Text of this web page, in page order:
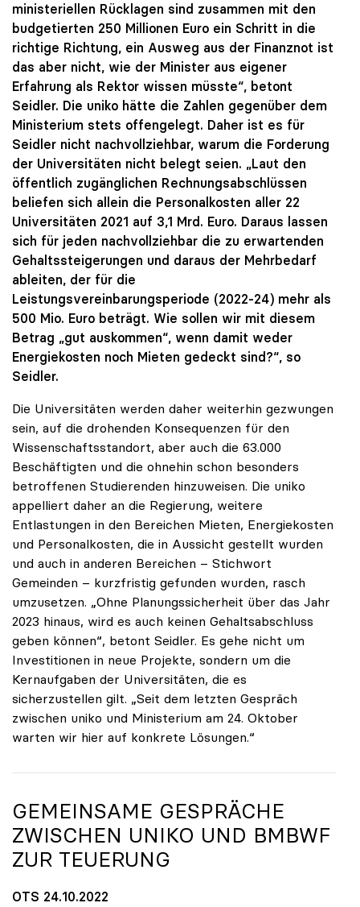
ministeriellen Rücklagen sind zusammen mit den
budgetierten 250 Millionen Euro ein Schritt in die
richtige Richtung, ein Ausweg aus der Finanznot ist
das aber nicht, wie der Minister aus eigener
Erfahrung als Rektor wissen müsste“, betont
Seidler. Die uniko hätte die Zahlen gegenüber dem
Ministerium stets offengelegt. Daher ist es für
Seidler nicht nachvollziehbar, warum die Forderung
der Universitäten nicht belegt seien. „Laut den
öffentlich zugänglichen Rechnungsabschlüssen
beliefen sich allein die Personalkosten aller 22
Universitäten 2021 auf 3,1 Mrd. Euro. Daraus lassen
sich für jeden nachvollziehbar die zu erwartenden
Gehaltssteigerungen und daraus der Mehrbedarf
ableiten, der für die
Leistungsvereinbarungsperiode (2022-24) mehr als
500 Mio. Euro beträgt. Wie sollen wir mit diesem
Betrag „gut auskommen“, wenn damit weder
Energiekosten noch Mieten gedeckt sind?“, so
Seidler.
Die Universitäten werden daher weiterhin gezwungen
sein, auf die drohenden Konsequenzen für den
Wissenschaftsstandort, aber auch die 63.000
Beschäftigten und die ohnehin schon besonders
betroffenen Studierenden hinzuweisen. Die uniko
appelliert daher an die Regierung, weitere
Entlastungen in den Bereichen Mieten, Energiekosten
und Personalkosten, die in Aussicht gestellt wurden
und auch in anderen Bereichen – Stichwort
Gemeinden – kurzfristig gefunden wurden, rasch
umzusetzen. „Ohne Planungssicherheit über das Jahr
2023 hinaus, wird es auch keinen Gehaltsabschluss
geben können“, betont Seidler. Es gehe nicht um
Investitionen in neue Projekte, sondern um die
Kernaufgaben der Universitäten, die es
sicherzustellen gilt. „Seit dem letzten Gespräch
zwischen uniko und Ministerium am 24. Oktober
warten wir hier auf konkrete Lösungen.“
GEMEINSAME GESPRÄCHE
ZWISCHEN UNIKO UND BMBWF
ZUR TEUERUNG
OTS 24.10.2022